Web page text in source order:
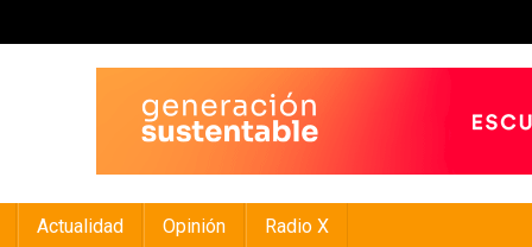
Actualidad Opinión Radio X